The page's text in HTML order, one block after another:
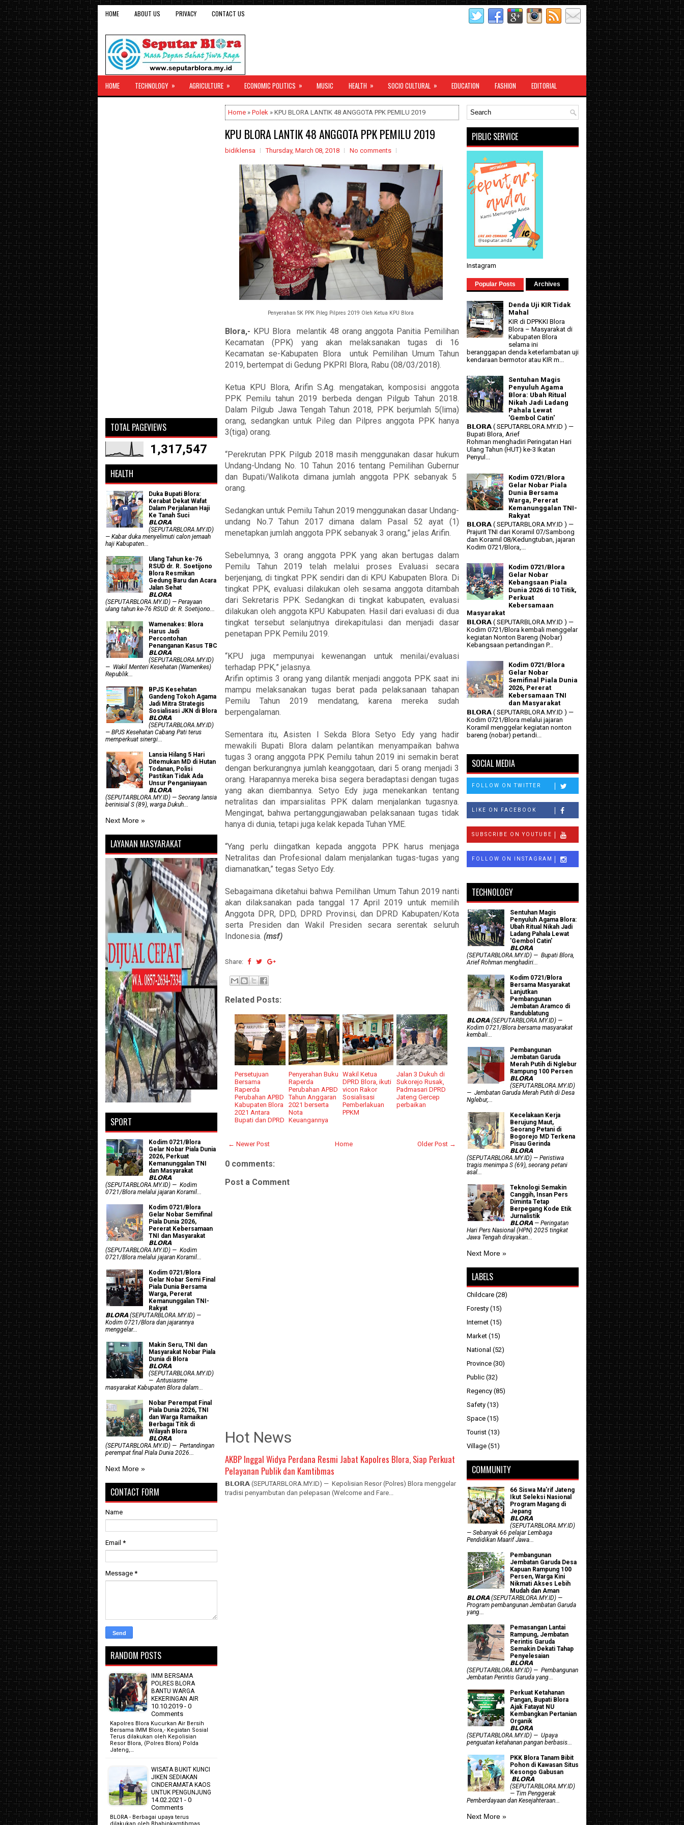
HOME ABOUT US PRIVACY CONTACT US
HOME TECHNOLOGY » AGRICULTURE » ECONOMIC POLITICS » MUSIC HEALTH » SOCIO CULTURAL » EDUCATION FASHION EDITORIAL
Home » Polek » KPU BLORA LANTIK 48 ANGGOTA PPK PEMILU 2019
KPU BLORA LANTIK 48 ANGGOTA PPK PEMILU 2019
bidiklensa Thursday, March 08, 2018 No comments
Penyerahan SK PPK Pileg Pilpres 2019 Oleh Ketua KPU Blora
Blora,- KPU Blora
melantik 48 orang anggota Panitia Pemilihan
Kecamatan (PPK) yang akan melaksanakan tugas di 16
Kecamatan se-Kabupaten Blora
untuk Pemilihan Umum Tahun
2019, bertempat di Gedung PKPRI Blora, Rabu (08/03/2018).
Ketua KPU Blora, Arifin S.Ag. mengatakan, komposisi anggota
PPK Pemilutahun 2019 berbeda dengan Pilgub Tahun 2018.
Dalam Pilgub Jawa Tengah Tahun2018, PPK berjumlah 5(lima)
orang, sedangkan untuk Pileg dan Pilpres anggota PPK hanya
3(tiga) orang.
“Perekrutan PPK Pilgub 2018 masih menggunakan dasar hukum
Undang-Undang No. 10 Tahun 2016 tentang Pemilihan Gubernur
dan Bupati/Walikota dimana jumlah anggota PPK sebanyak 5
orang.
Sedangkan untuk Pemilu Tahun 2019 menggunakan dasar Undang-
undang No.7 Tahun 2017dimana dalam Pasal 52 ayat (1)
menetapkan jumlah anggota PPK sebanyak 3 orang,” jelas Arifin.
Sebelumnya, 3 orang anggota PPK yang akan bertugas dalam
Pemilu Tahun2019 telah melalui proses Evaluasi secara
berjenjang, di tingkat PPK sendiri dan di KPU Kabupaten Blora. Di
tingkat PPK, evaluasi dilakukan oleh sesama anggota ditambah
dari Sekretaris PPK. Sedangkan di tingkat kabupaten, evaluasi
dilakukan oleh anggota KPU Kabupaten. Hasil dari evaluasi di dua
tingkat tersebut selanjutnya direkapitulasi dan menjadi dasar
penetapan PPK Pemilu 2019.
“KPU juga mempunyai kewenangan untuk menilai/evaluasi
terhadap PPK,” jelasnya.
Arifin optimis 3 orang yang dilantik menjadi anggota PPK saat ini
mampu melaksanakan tugas berat pada pelaksanaan tahapan
PemiluTahun 2019 mendatang, karena mereka sudah
berpengalaman.
Sementara itu,Asisten I Sekda Blora Setyo Edy yang hadir
mewakili Bupati Blora dalam pelantikan menyampaikan bahwa
tugas 3 orang anggota PPK Pemilu tahun 2019 ini semakin berat
dengan berkurangnya jumlahkeanggotaan, dari 5 orang menjadi 3
orang. Harapannya mereka bisa segera beradaptasi dengan tugas
yang akan diembannya. Setyo Edy juga menekankan tentang
netralitas dan imparsialitas PPK dalam menjalankan tugasnya.
Mengingat, bahwa pertanggungjawaban pelaksanaan tugas tidak
hanya di dunia, tetapi juga kelak kepada Tuhan YME.
“Yang perlu diingatkan kepada anggota PPK harus menjaga
Netralitas dan Profesional dalam menjalankan tugas-tugas yang
diamanatkan,” tegas Setyo Edy.
Sebagaimana diketahui bahwa Pemilihan Umum Tahun 2019 nanti
akan dilaksanakan pada tanggal 17 April 2019 untuk memilih
Anggota DPR, DPD, DPRD Provinsi, dan DPRD Kabupaten/Kota
serta Presiden dan Wakil Presiden secara serentak seluruh
Indonesia. (msf)
Share:
Related Posts:
Persetujuan
Bersama
Raperda
Perubahan APBD
Kabupaten Blora
2021 Antara
Bupati dan DPRD
Penyerahan Buku
Raperda
Perubahan APBD
Tahun Anggaran
2021 berserta
Nota
Keuangannya
Wakil Ketua
DPRD Blora, ikuti
vicon Rakor
Sosialisasi
Pemberlakuan
PPKM
Jalan 3 Dukuh di
Sukorejo Rusak,
Padmasari DPRD
Jateng Gercep
perbaikan
← Newer Post Older Post →
Home
0 comments:
Post a Comment
Hot News
AKBP Inggal Widya Perdana Resmi Jabat Kapolres Blora, Siap Perkuat
Pelayanan Publik dan Kamtibmas
𝗕𝗟𝗢𝗥𝗔 (SEPUTARBLORA.MY.ID) — Kepolisian Resor (Polres) Blora menggelar
tradisi penyambutan dan pelepasan (Welcome and Fare...
TOTAL PAGEVIEWS
1,317,547
HEALTH
Duka Bupati Blora:
Kerabat Dekat Wafat
Dalam Perjalanan Haji
Ke Tanah Suci
𝗕𝗟𝗢𝗥𝗔
(SEPUTARBLORA.MY.ID)
— Kabar duka menyelimuti calon jemaah
haji Kabupaten...
Ulang Tahun ke-76
RSUD dr. R. Soetijono
Blora Resmikan
Gedung Baru dan Acara
Jalan Sehat
𝗕𝗟𝗢𝗥𝗔
(SEPUTARBLORA.MY.ID) — Perayaan
ulang tahun ke-76 RSUD dr. R. Soetijono...
Wamenakes: Blora
Harus Jadi
Percontohan
Penanganan Kasus TBC
𝗕𝗟𝗢𝗥𝗔
(SEPUTARBLORA.MY.ID)
— Wakil Menteri Kesehatan (Wamenkes)
Republik...
BPJS Kesehatan
Gandeng Tokoh Agama
Jadi Mitra Strategis
Sosialisasi JKN di Blora
𝗕𝗟𝗢𝗥𝗔
(SEPUTARBLORA.MY.ID)
— BPJS Kesehatan Cabang Pati terus
memperkuat sinergi...
Lansia Hilang 5 Hari
Ditemukan MD di Hutan
Todanan, Polisi
Pastikan Tidak Ada
Unsur Penganiayaan
𝗕𝗟𝗢𝗥𝗔
(SEPUTARBLORA.MY.ID) — Seorang lansia
berinisial S (89), warga Dukuh...
Next More »
LAYANAN MASYARAKAT
SPORT
Kodim 0721/Blora
Gelar Nobar Piala Dunia
2026, Perkuat
Kemanunggalan TNI
dan Masyarakat
𝗕𝗟𝗢𝗥𝗔
(SEPUTARBLORA.MY.ID) — Kodim
0721/Blora melalui jajaran Koramil...
Kodim 0721/Blora
Gelar Nobar Semifinal
Piala Dunia 2026,
Pererat Kebersamaan
TNI dan Masyarakat
𝗕𝗟𝗢𝗥𝗔
(SEPUTARBLORA.MY.ID) — Kodim
0721/Blora melalui jajaran Koramil...
Kodim 0721/Blora
Gelar Nobar Semi Final
Piala Dunia Bersama
Warga, Pererat
Kemanunggalan TNI-
Rakyat
𝗕𝗟𝗢𝗥𝗔 (SEPUTARBLORA.MY.ID) —
Kodim 0721/Blora dan jajarannya
menggelar...
Makin Seru, TNI dan
Masyarakat Nobar Piala
Dunia di Blora
𝗕𝗟𝗢𝗥𝗔
(SEPUTARBLORA.MY.ID)
— Antusiasme
masyarakat Kabupaten Blora dalam...
Nobar Perempat Final
Piala Dunia 2026, TNI
dan Warga Ramaikan
Berbagai Titik di
Wilayah Blora
𝗕𝗟𝗢𝗥𝗔
(SEPUTARBLORA.MY.ID) — Pertandingan
perempat final Piala Dunia 2026...
Next More »
CONTACT FORM
Name
Email *
Message *
RANDOM POSTS
IMM BERSAMA
POLRES BLORA
BANTU WARGA
KEKERINGAN AIR
10.10.2019 - 0
Comments
Kapolres Blora Kucurkan Air Bersih
Bersama IMM Blora,- Kegiatan Sosial
Terus dilakukan oleh Kepolisian
Resor Blora, (Polres Blora) Polda
Jateng,…
WISATA BUKIT KUNCI
JIKEN SEDIAKAN
CINDERAMATA KAOS
UNTUK PENGUNJUNG
14.02.2021 - 0
Comments
BLORA - Berbagai upaya terus
PIBLIC SERVICE
Instagram
Popular Posts Archives
Denda Uji KIR Tidak
Mahal
KIR di DPPKKI Blora
Blora – Masyarakat di
Kabupaten Blora
selama ini
beranggapan denda keterlambatan uji
kendaraan bermotor atau KIR m...
Sentuhan Magis
Penyuluh Agama
Blora: Ubah Ritual
Nikah Jadi Ladang
Pahala Lewat
'Gembol Catin'
𝗕𝗟𝗢𝗥𝗔 ( SEPUTARBLORA.MY.ID ) —
Bupati Blora, Arief
Rohman menghadiri Peringatan Hari
Ulang Tahun (HUT) ke-3 Ikatan
Penyul...
Kodim 0721/Blora
Gelar Nobar Piala
Dunia Bersama
Warga, Pererat
Kemanunggalan TNI-
Rakyat
𝗕𝗟𝗢𝗥𝗔 ( SEPUTARBLORA.MY.ID ) —
Prajurit TNI dari Koramil 07/Sambong
dan Koramil 08/Kedungtuban, jajaran
Kodim 0721/Blora,...
Kodim 0721/Blora
Gelar Nobar
Kebangsaan Piala
Dunia 2026 di 10 Titik,
Perkuat
Kebersamaan
Masyarakat
𝗕𝗟𝗢𝗥𝗔 ( SEPUTARBLORA.MY.ID ) —
Kodim 0721/Blora kembali menggelar
kegiatan Nonton Bareng (Nobar)
Kebangsaan pertandingan P...
Kodim 0721/Blora
Gelar Nobar
Semifinal Piala Dunia
2026, Pererat
Kebersamaan TNI
dan Masyarakat
𝗕𝗟𝗢𝗥𝗔 ( SEPUTARBLORA.MY.ID ) —
Kodim 0721/Blora melalui jajaran
Koramil menggelar kegiatan nonton
bareng (nobar) pertandi...
SOCIAL MEDIA
FOLLOW ON TWITTER
LIKE ON FACEBOOK
SUBSCRIBE ON YOUTUBE
FOLLOW ON INSTAGRAM
TECHNOLOGY
Sentuhan Magis
Penyuluh Agama Blora:
Ubah Ritual Nikah Jadi
Ladang Pahala Lewat
'Gembol Catin'
𝗕𝗟𝗢𝗥𝗔
(SEPUTARBLORA.MY.ID) — Bupati Blora,
Arief Rohman menghadiri...
Kodim 0721/Blora
Bersama Masyarakat
Lanjutkan
Pembangunan
Jembatan Aramco di
Randublatung
𝗕𝗟𝗢𝗥𝗔 (SEPUTARBLORA.MY.ID) —
Kodim 0721/Blora bersama masyarakat
kembali...
Pembangunan
Jembatan Garuda
Merah Putih di Nglebur
Rampung 100 Persen
𝗕𝗟𝗢𝗥𝗔
(SEPUTARBLORA.MY.ID)
— Jembatan Garuda Merah Putih di Desa
Nglebur,...
Kecelakaan Kerja
Berujung Maut,
Seorang Petani di
Bogorejo MD Terkena
Pisau Gerinda
𝗕𝗟𝗢𝗥𝗔
(SEPUTARBLORA.MY.ID) — Peristiwa
tragis menimpa S (69), seorang petani
asal...
Teknologi Semakin
Canggih, Insan Pers
Diminta Tetap
Berpegang Kode Etik
Jurnalistik
𝗕𝗟𝗢𝗥𝗔 — Peringatan
Hari Pers Nasional (HPN) 2025 tingkat
Jawa Tengah dirayakan...
Next More »
LABELS
Childcare (28)
Foresty (15)
Internet (15)
Market (15)
National (52)
Province (30)
Public (32)
Regency (85)
Safety (13)
Space (15)
Tourist (13)
Village (51)
COMMUNITY
66 Siswa Ma’rif Jateng
Ikut Seleksi Nasional
Program Magang di
Jepang
𝗕𝗟𝗢𝗥𝗔
(SEPUTARBLORA.MY.ID)
— Sebanyak 66 pelajar Lembaga
Pendidikan Maarif Jawa...
Pembangunan
Jembatan Garuda Desa
Kapuan Rampung 100
Persen, Warga Kini
Nikmati Akses Lebih
Mudah dan Aman
𝗕𝗟𝗢𝗥𝗔 (SEPUTARBLORA.MY.ID) —
Program pembangunan Jembatan Garuda
yang...
Pemasangan Lantai
Rampung, Jembatan
Perintis Garuda
Semakin Dekati Tahap
Penyelesaian
𝗕𝗟𝗢𝗥𝗔
(SEPUTARBLORA.MY.ID) — Pembangunan
Jembatan Perintis Garuda yang...
​Perkuat Ketahanan
Pangan, Bupati Blora
Ajak Fatayat NU
Kembangkan Pertanian
Organik
𝗕𝗟𝗢𝗥𝗔
(SEPUTARBLORA.MY.ID) — Upaya
penguatan ketahanan pangan berbasis...
PKK Blora Tanam Bibit
Pohon di Kawasan Situs
Kesongo Gabusan
‎ 𝗕𝗟𝗢𝗥𝗔
(SEPUTARBLORA.MY.ID)
— Tim Penggerak
Pemberdayaan dan Kesejahteraan...
Next More »